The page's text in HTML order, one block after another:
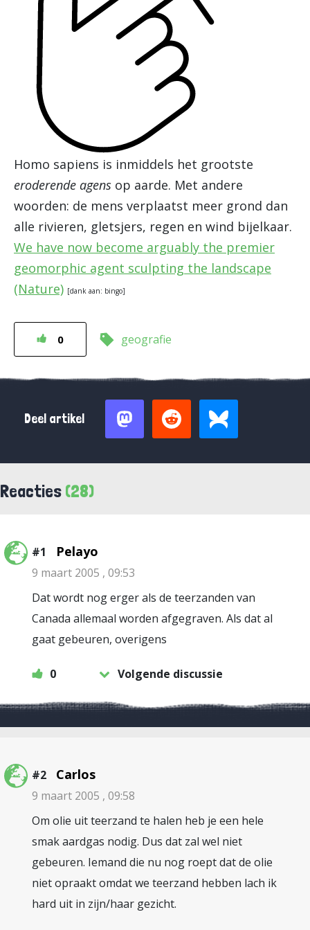
Homo sapiens is inmiddels het grootste
eroderende agens op aarde. Met andere
woorden: de mens verplaatst meer grond dan
alle rivieren, gletsjers, regen en wind bijelkaar.
We have now become arguably the premier
geomorphic agent sculpting the landscape
(Nature) [dank aan: bingo]
0 geografie
Deel artikel
Reacties (28)
#1 Pelayo
9 maart 2005 , 09:53
Dat wordt nog erger als de teerzanden van
Canada allemaal worden afgegraven. Als dat al
gaat gebeuren, overigens
0 Volgende discussie
#2 Carlos
9 maart 2005 , 09:58
Om olie uit teerzand te halen heb je een hele
smak aardgas nodig. Dus dat zal wel niet
gebeuren. Iemand die nu nog roept dat de olie
niet opraakt omdat we teerzand hebben lach ik
hard uit in zijn/haar gezicht.